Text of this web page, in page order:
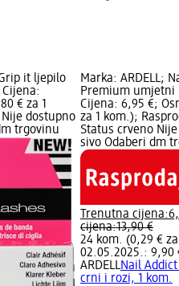
it ljepilo
€ za 1
dostupno
trgovinu
Marka: ARDELL;
Premium umjetni
Cijena: 6,95 €;
za 1 kom.);
Status crveno
sivo Odaberi dm
Trenutna cijena:
cijena:13,90 €
24 kom. (0,29 €
02.05.2025.: 9,90
ARDELLNail
crni i rozi, 1 kom.